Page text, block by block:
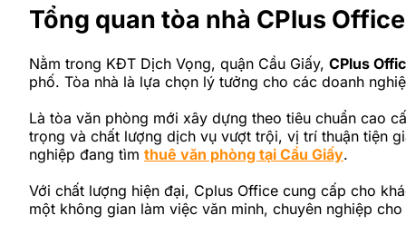
Tổng quan tòa nhà CPlus Office
Nằm trong KĐT Dịch Vọng, quận Cầu Giấy, CPlus
phố. Tòa nhà là lựa chọn lý tưởng cho các doanh
Là tòa văn phòng mới xây dựng theo tiêu chuẩn cao
trọng và chất lượng dịch vụ vượt trội, vị trí thuận tiện
nghiệp đang tìm thuê văn phòng tại Cầu Giấy.
Với chất lượng hiện đại, Cplus Office cung cấp cho
một không gian làm việc văn minh, chuyên nghiệp